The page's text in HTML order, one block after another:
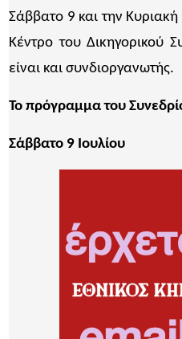
Σάββατο 9 και την
Κέντρο του Δικηγορικού
είναι και συνδιοργανωτής.
Το πρόγραμμα του
Σάββατο 9 Ιουλίου